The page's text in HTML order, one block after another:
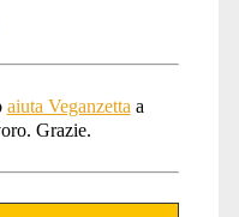
aiuta Veganzetta a
Grazie.